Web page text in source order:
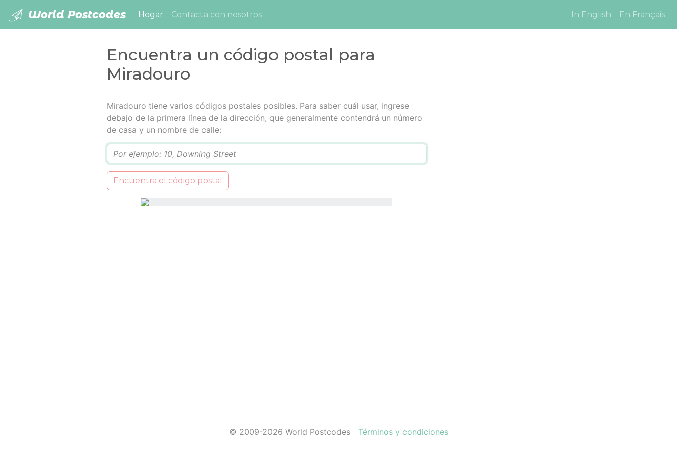
World Postcodes Hogar (current)
Contacta con nosotros In English En Français
Encuentra un código postal para
Miradouro
Miradouro tiene varios códigos postales posibles. Para saber cuál usar, ingrese
debajo de la primera línea de la dirección, que generalmente contendrá un número
de casa y un nombre de calle:
Encuentra el código postal
© 2009-2026 World Postcodes Términos y condiciones